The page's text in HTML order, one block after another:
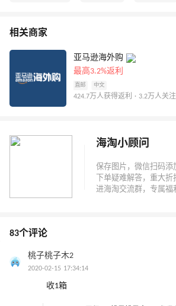
相关商家
亚马逊海外购
最高3.2%返利
直邮 中文
424.7万人获得返利 · 3.2万人关注
海淘小顾问
83个评论
桃子桃子木2
2020-02-15 17:34:14
收1箱